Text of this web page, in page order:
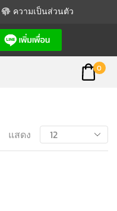
ความเป็นส่วนตัว
0
แสดง